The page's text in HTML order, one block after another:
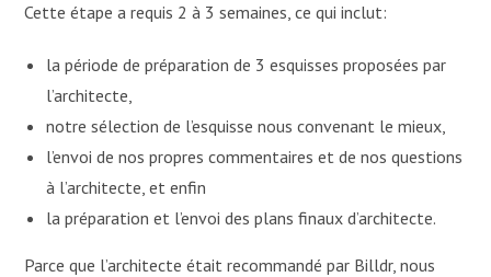
Cette étape a requis 2 à 3 semaines, ce qui inclut:
la période de préparation de 3 esquisses proposées par
l’architecte,
notre sélection de l’esquisse nous convenant le mieux,
l’envoi de nos propres commentaires et de nos questions
à l’architecte, et enfin
la préparation et l’envoi des plans finaux d’architecte.
Parce que l’architecte était recommandé par Billdr, nous